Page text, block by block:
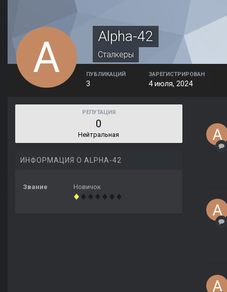
Alpha-42
Сталкеры
ПУБЛИКАЦИЙ
3
ЗАРЕГИСТРИРОВАН
4 июля, 2024
РЕПУТАЦИЯ
0
Нейтральная
ИНФОРМАЦИЯ О ALPHA-42
Звание Новичок